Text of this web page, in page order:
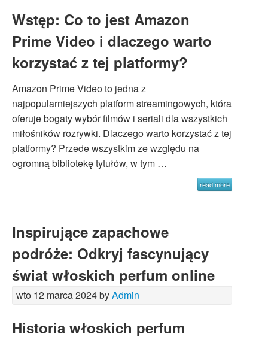
Wstęp: Co to jest Amazon
Prime Video i dlaczego warto
korzystać z tej platformy?
Amazon Prime Video to jedna z
najpopularniejszych platform streamingowych, która
oferuje bogaty wybór filmów i seriali dla wszystkich
miłośników rozrywki. Dlaczego warto korzystać z tej
platformy? Przede wszystkim ze względu na
ogromną bibliotekę tytułów, w tym …
read more
Inspirujące zapachowe
podróże: Odkryj fascynujący
świat włoskich perfum online
wto 12 marca 2024 byAdmin
Historia włoskich perfum